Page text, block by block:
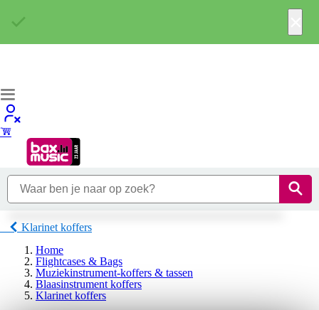
Klarinet koffers
Home
Flightcases & Bags
Muziekinstrument-koffers & tassen
Blaasinstrument koffers
Klarinet koffers